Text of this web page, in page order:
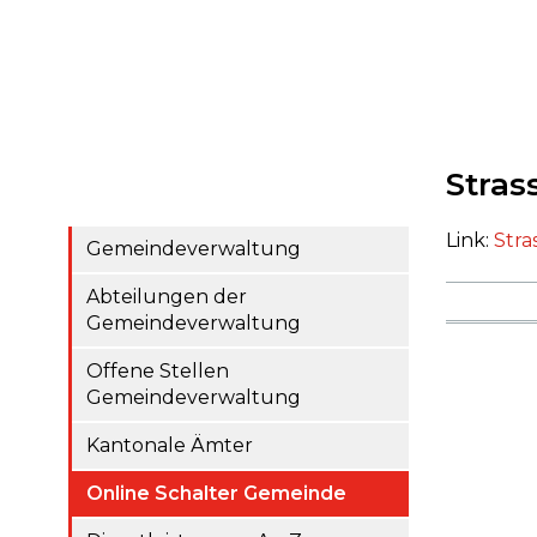
Gemeindeverwaltung
Abteilungen der
Gemeindeverwaltung
Offene Stellen
Gemeindeverwaltung
Kantonale Ämter
Online Schalter Gemeinde
Link: